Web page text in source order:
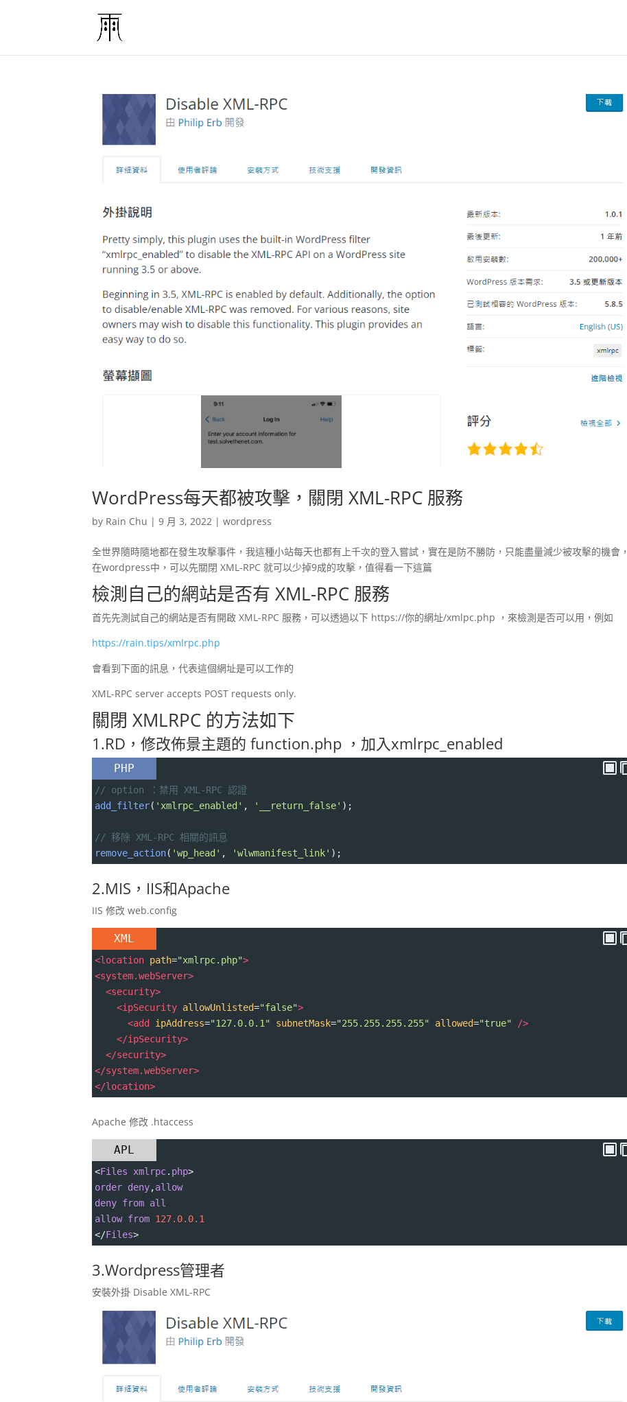
WordPress每天都被攻擊，關閉 XML-RPC 服務
by Rain Chu |9 月 3, 2022 |wordpress
全世界隨時隨地都在發生攻擊事件，我這種小站每天也都有上千次的登入嘗試，實在是防不勝防，只能盡量減少被攻擊的機會，
在wordpress中，可以先關閉 XML-RPC 就可以少掉9成的攻擊，值得看一下這篇
檢測自己的網站是否有 XML-RPC 服務
首先先測試自己的網站是否有開啟 XML-RPC 服務，可以透過以下 https://你的網址/xmlpc.php ，來檢測是否可以用，例如
https://rain.tips/xmlrpc.php
會看到下面的訊息，代表這個網址是可以工作的
XML-RPC server accepts POST requests only.
關閉 XMLRPC 的方法如下
1.RD，修改佈景主題的 function.php ，加入xmlrpc_enabled
PHP
// option ：禁用 XML-RPC 認證
add_filter( 'xmlrpc_enabled' , '__return_false' );
// 移除 XML-RPC 相關的訊息
remove_action( 'wp_head' , 'wlwmanifest_link' );
2.MIS，IIS和Apache
IIS 修改 web.config
XML
<location path="xmlrpc.php">
<system.webServer>
<security>
<ipSecurity allowUnlisted="false">
<add ipAddress="127.0.0.1" subnetMask="255.255.255.255" allowed="true"
/>
</ipSecurity>
</security>
</system.webServer>
</location>
Apache 修改 .htaccess
APL
<Files xmlrpc. php>
order deny,allow
deny from all
allow from 127.0.0.1
</Files>
3.Wordpress管理者
安裝外掛 Disable XML-RPC